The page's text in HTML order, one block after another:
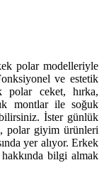
polar modelleriyle
ve estetik
polar ceket, hırka,
montlar ile soğuk
İster günlük
polar giyim ürünleri
yer alıyor. Erkek
bilgi almak